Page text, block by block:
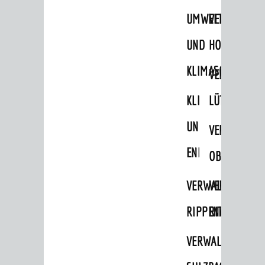
UMWELT-
UND
KLIMASCHUTZ
KLIMASCHUTZ
UND
RIPPENWEIER